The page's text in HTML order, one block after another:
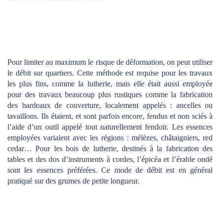
Pour limiter au maximum le risque de déformation, on peut utiliser
le débit sur quartiers. Cette méthode est requise pour les travaux
les plus fins, comme la lutherie, mais elle était aussi employée
pour des travaux beaucoup plus rustiques comme la fabrication
des bardeaux de couverture, localement appelés : ancelles ou
tavaillons. Ils étaient, et sont parfois encore, fendus et non sciés à
l’aide d’un outil appelé tout naturellement fendoir. Les essences
employées variaient avec les régions : mélèzes, châtaigniers, red
cedar… Pour les bois de lutherie, destinés à la fabrication des
tables et des dos d’instruments à cordes, l’épicéa et l’érable ondé
sont les essences préférées. Ce mode de débit est en général
pratiqué sur des grumes de petite longueur.